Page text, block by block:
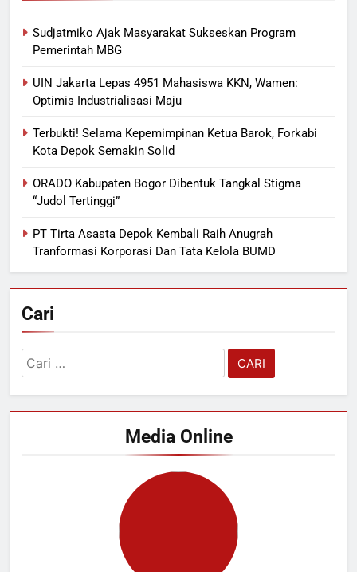
Sudjatmiko Ajak Masyarakat Sukseskan Program
Pemerintah MBG
UIN Jakarta Lepas 4951 Mahasiswa KKN, Wamen:
Optimis Industrialisasi Maju
Terbukti! Selama Kepemimpinan Ketua Barok, Forkabi
Kota Depok Semakin Solid
ORADO Kabupaten Bogor Dibentuk Tangkal Stigma
“Judol Tertinggi”
PT Tirta Asasta Depok Kembali Raih Anugrah
Tranformasi Korporasi Dan Tata Kelola BUMD
Cari
Cari
untuk:
Media Online